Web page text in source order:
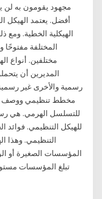
مجهود يقومون به لن
أفضل. يعتمد الهيكل
الهيكلية الخطية. ومع
المختلفة
مختلفين. أنواع
المديرين أن
رسمية والأخرى غير
للتسلسل الهرمي. هي
للهيكل التنظيمي. فوائد
التنظيمي. وهذا
المؤسسات الصغيرة أو
تبلغ المؤسسات